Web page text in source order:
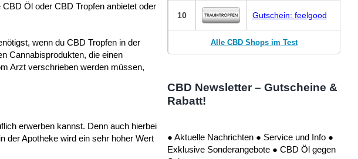
Öl oder CBD Tropfen anbietet oder
wenn du CBD Tropfen in der
Cannabisprodukten, die einen
Arzt verschrieben werden müssen,
erwerben kannst. Denn auch hierbei
der Apotheke wird ein sehr hoher Wert
10 Gutschein: feelgood
Alle CBD Shops im Test
CBD Newsletter – Gutscheine &
Rabatt!
● Aktuelle Nachrichten ● Service und Info ●
Exklusive Sonderangebote ● CBD Öl gegen